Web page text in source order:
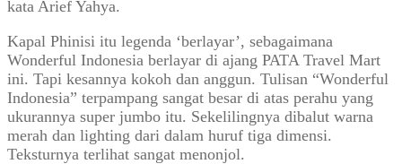
kata Arief Yahya.
Kapal Phinisi itu legenda ‘berlayar’, sebagaimana
Wonderful Indonesia berlayar di ajang PATA Travel Mart
ini. Tapi kesannya kokoh dan anggun. Tulisan “Wonderful
Indonesia” terpampang sangat besar di atas perahu yang
ukurannya super jumbo itu. Sekelilingnya dibalut warna
merah dan lighting dari dalam huruf tiga dimensi.
Teksturnya terlihat sangat menonjol.